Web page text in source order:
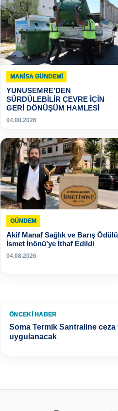
MANISA GÜNDEMI
YUNUSEMRE’DEN
SÜRDÜLEBİLİR ÇEVRE İÇİN
GERİ DÖNÜŞÜM HAMLESİ
04.08.2026
GÜNDEM
Akif Manaf Sağlık ve Barış Ödülü
İsmet İnönü’ye İthaf Edildi
04.08.2026
ÖNCEKI HABER
Soma Termik Santraline ceza
uygulanacak